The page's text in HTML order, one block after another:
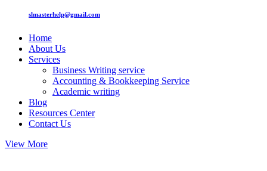
slmasterhelp@gmail.com
Home
About Us
Services
Business Writing service
Accounting & Bookkeeping Service
Academic writing
Blog
Resources Center
Contact Us
View More